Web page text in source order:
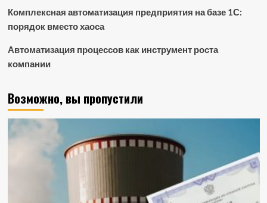
Комплексная автоматизация предприятия на базе 1С:
порядок вместо хаоса
Автоматизация процессов как инструмент роста
компании
Возможно, вы пропустили